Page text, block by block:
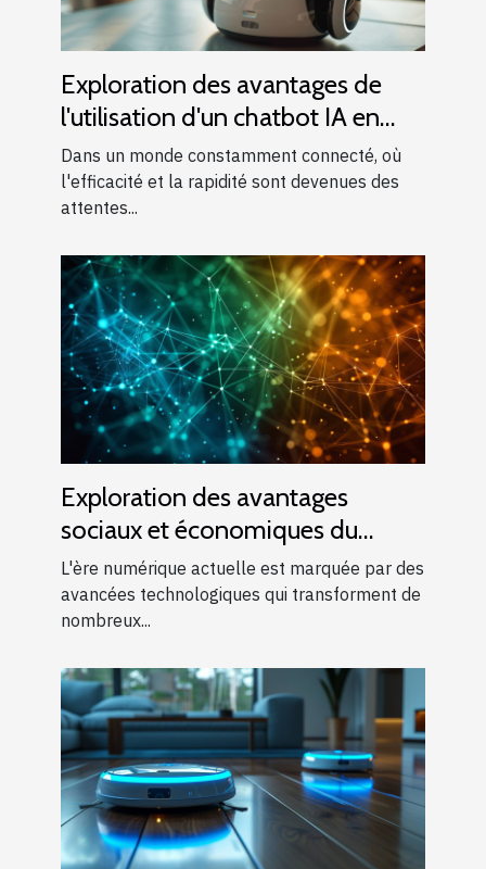
Exploration des avantages de
l'utilisation d'un chatbot IA en
français
Dans un monde constamment connecté, où
l'efficacité et la rapidité sont devenues des
attentes...
Exploration des avantages
sociaux et économiques du
machine learning
L'ère numérique actuelle est marquée par des
avancées technologiques qui transforment de
nombreux...